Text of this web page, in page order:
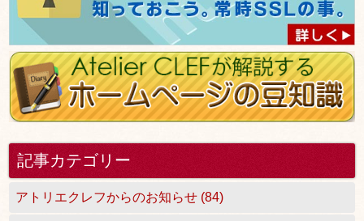
記事カテゴリー
アトリエクレフからのお知らせ (84)